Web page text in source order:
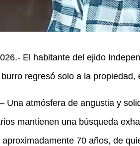
El habitante del ejido
regresó solo a la propiedad,
Una atmósfera de angustia y
mantienen una búsqueda
70 años, de